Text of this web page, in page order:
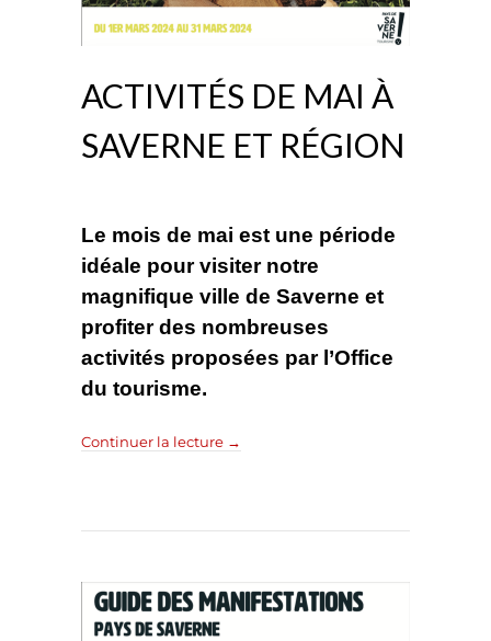
ACTIVITÉS DE MAI À
SAVERNE ET RÉGION
Le mois de mai est une période
idéale pour visiter notre
magnifique ville de Saverne et
profiter des nombreuses
activités proposées par l’Office
du tourisme.
Continuer la lecture →